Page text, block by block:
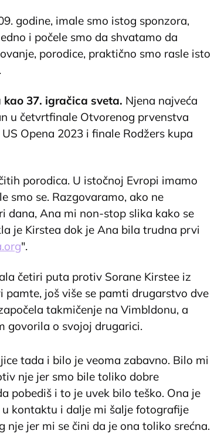
godine, imale smo istog sponzora,
i počele smo da shvatamo da
porodice, praktično smo rasle isto
37. igračica sveta. Njena najveća
u četvrtfinale Otvorenog prvenstva
Opena 2023 i finale Rodžers kupa
porodica. U istočnoj Evropi imamo
smo se. Razgovaramo, ako ne
dana, Ana mi non-stop slika kako se
je Kirstea dok je Ana bila trudna prvi
".
četiri puta protiv Sorane Kirstee iz
pamte, još više se pamti drugarstvo dve
takmičenje na Vimbldonu, a
govorila o svojoj drugarici.
tada i bilo je veoma zabavno. Bilo mi
nje jer smo bile toliko dobre
pobediš i to je uvek bilo teško. Ona je
kontaktu i dalje mi šalje fotografije
nje jer mi se čini da je ona toliko srećna.